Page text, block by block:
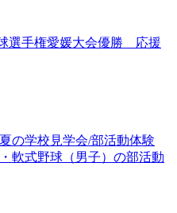
選手権愛媛大会優勝 応援
の学校見学会/部活動体験
軟式野球（男子）の部活動